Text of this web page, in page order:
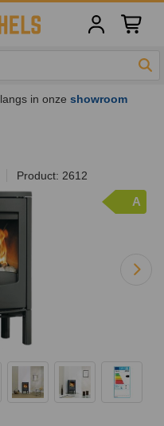
langs in onzeshowroom
Product: 2612
A